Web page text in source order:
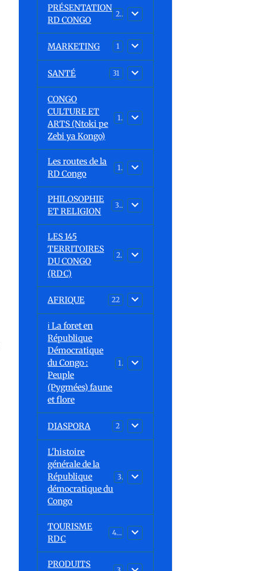
PRÉSENTATION
RD CONGO
23
MARKETING 1
SANTÉ 31
CONGO
CULTURE ET
ARTS (Ntoki pe
Zebi ya Kongo)
15
Les routes de la
RD Congo
1
PHILOSOPHIE
ET RELIGION
32
LES 145
TERRITOIRES
DU CONGO
(RDC)
23
AFRIQUE 22
ℹ️ La foret en
République
Démocratique
du Congo :
Peuple
(Pygmées) faune
et flore
15
DIASPORA 2
L'histoire
générale de la
République
démocratique du
Congo
30
TOURISME
RDC
43
PRODUITS